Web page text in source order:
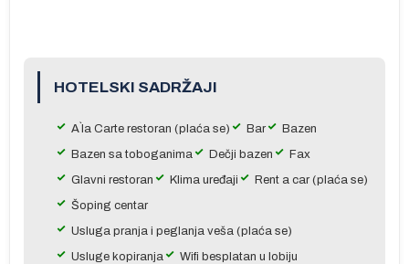
HOTELSKI SADRŽAJI
A`la Carte restoran (plaća se) Bar
Bazen
Bazen sa toboganima
Dečji bazen
Fax
Glavni restoran
Klima uređaji
Rent a car (plaća se)
Šoping centar
Usluga pranja i peglanja veša (plaća se)
Usluge kopiranja
Wifi besplatan u lobiju